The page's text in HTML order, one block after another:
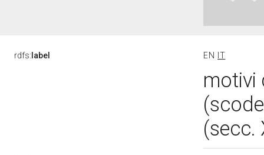
rdfs: label EN IT
motivi
(secc.